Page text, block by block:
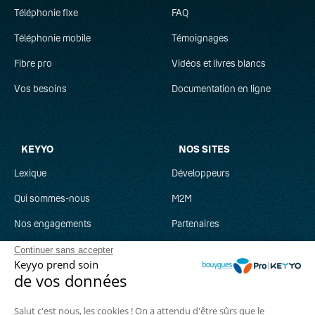
Continuer sans accepter
Keyyo prend soin
de vos données
Salut c'est nous, les cookies ! On a attendu d'être sûrs que le
Téléphonie fixe
Téléphonie mobile
Fibre pro
Vos besoins
FAQ
Témoignages
Vidéos et livres blancs
Documentation en ligne
KEYYO
Lexique
Qui sommes-nous
Nos engagements
Recrutement
Parrainage
NOS SITES
Développeurs
M2M
Partenaires